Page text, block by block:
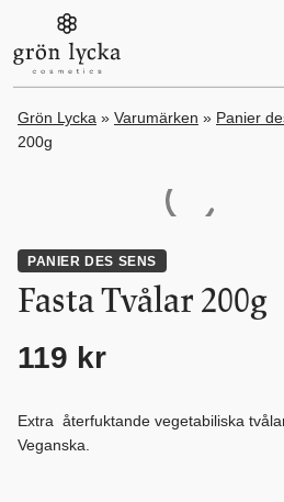
Grön Lycka » Varumärken » Panier
200g
PANIER DES SENS
Fasta Tvålar 200g
119 kr
Extra återfuktande vegetabiliska
Veganska.